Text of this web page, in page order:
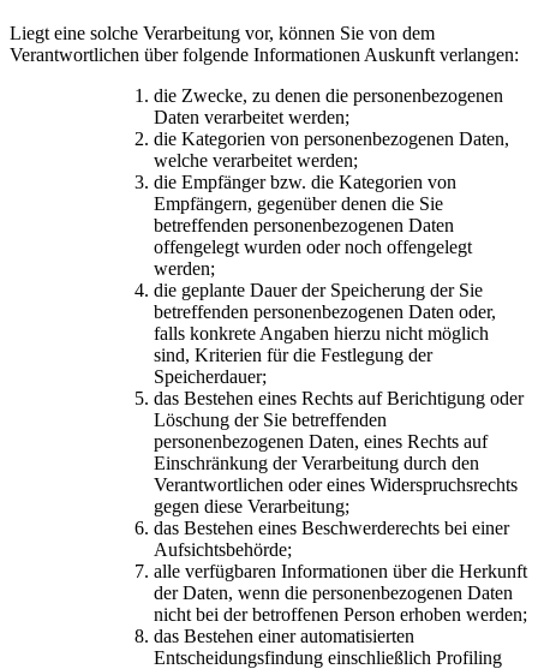
Liegt eine solche Verarbeitung vor, können Sie von dem
Verantwortlichen über folgende Informationen Auskunft verlangen:
die Zwecke, zu denen die personenbezogenen
Daten verarbeitet werden;
die Kategorien von personenbezogenen Daten,
welche verarbeitet werden;
die Empfänger bzw. die Kategorien von
Empfängern, gegenüber denen die Sie
betreffenden personenbezogenen Daten
offengelegt wurden oder noch offengelegt
werden;
die geplante Dauer der Speicherung der Sie
betreffenden personenbezogenen Daten oder,
falls konkrete Angaben hierzu nicht möglich
sind, Kriterien für die Festlegung der
Speicherdauer;
das Bestehen eines Rechts auf Berichtigung oder
Löschung der Sie betreffenden
personenbezogenen Daten, eines Rechts auf
Einschränkung der Verarbeitung durch den
Verantwortlichen oder eines Widerspruchsrechts
gegen diese Verarbeitung;
das Bestehen eines Beschwerderechts bei einer
Aufsichtsbehörde;
alle verfügbaren Informationen über die Herkunft
der Daten, wenn die personenbezogenen Daten
nicht bei der betroffenen Person erhoben werden;
das Bestehen einer automatisierten
Entscheidungsfindung einschließlich Profiling